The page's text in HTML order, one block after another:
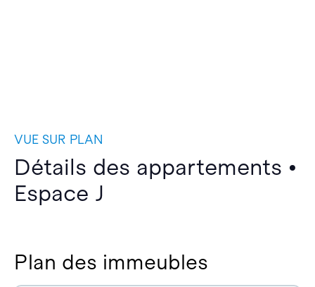
VUE SUR PLAN
Détails des appartements •
Espace J
Plan des immeubles